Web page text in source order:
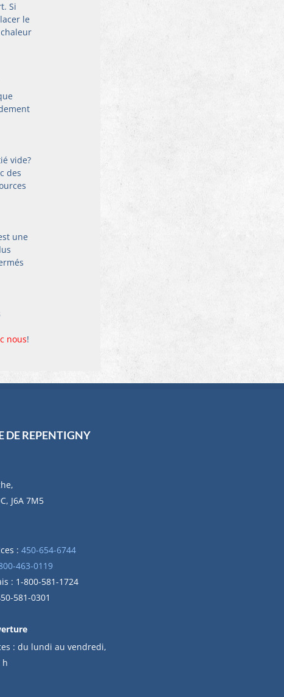
Si
le
vide?
des
une
nous!
DE REPENTIGNY
J6A 7M5
: 450-654-6744
463-0119
: 1-800-581-1724
581-0301
: du lundi au vendredi,
h